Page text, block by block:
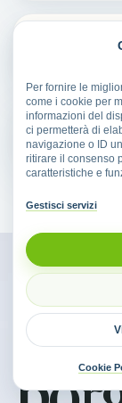
Per fornire le
come i cookie per
informazioni del
ci permetterà di
navigazione o ID
ritirare il consenso
caratteristiche e
Gestisci servizi
Cookie
Quali
Cosa
BORGHI DELLA
Da